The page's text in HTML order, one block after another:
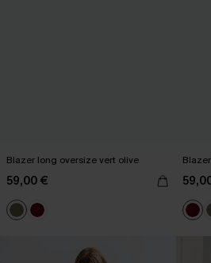
Blazer long oversize vert olive
59,00 €